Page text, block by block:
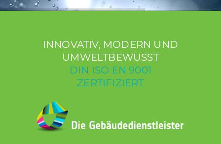
INNOVATIV, MODERN UND
UMWELTBEWUSST
DIN ISO EN 9001
ZERTIFIZIERT